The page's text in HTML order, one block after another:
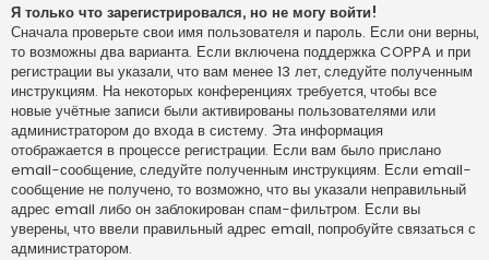
Я только что зарегистрировался, но не могу войти!
Сначала проверьте свои имя пользователя и пароль. Если они верны,
то возможны два варианта. Если включена поддержка COPPA и при
регистрации вы указали, что вам менее 13 лет, следуйте полученным
инструкциям. На некоторых конференциях требуется, чтобы все
новые учётные записи были активированы пользователями или
администратором до входа в систему. Эта информация
отображается в процессе регистрации. Если вам было прислано
email-сообщение, следуйте полученным инструкциям. Если email-
сообщение не получено, то возможно, что вы указали неправильный
адрес email либо он заблокирован спам-фильтром. Если вы
уверены, что ввели правильный адрес email, попробуйте связаться с
администратором.